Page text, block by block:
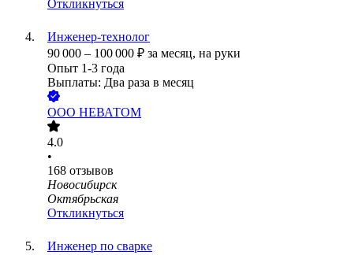
Откликнуться
Инженер-технолог
90 000 – 100 000 ₽ за месяц, на руки
Опыт 1-3 года
Выплаты: Два раза в месяц
ООО НЕВАТОМ
4.0
•
168 отзывов
Новосибирск
Октябрьская
Откликнуться
Инженер по сварке